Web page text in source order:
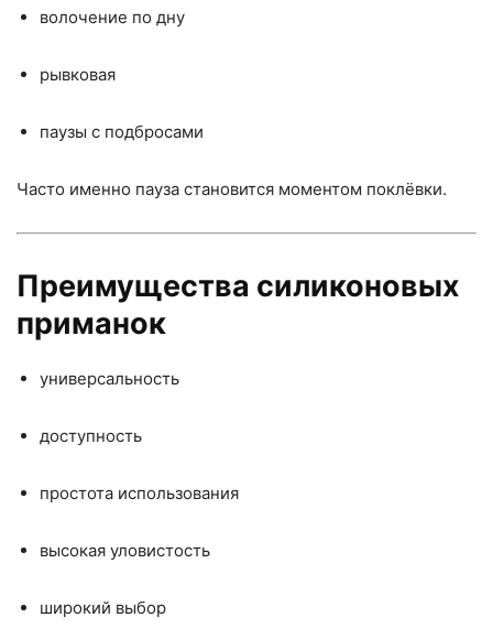
волочение по дну
рывковая
паузы с подбросами
Часто именно пауза становится моментом поклёвки.
Преимущества силиконовых
приманок
универсальность
доступность
простота использования
высокая уловистость
широкий выбор